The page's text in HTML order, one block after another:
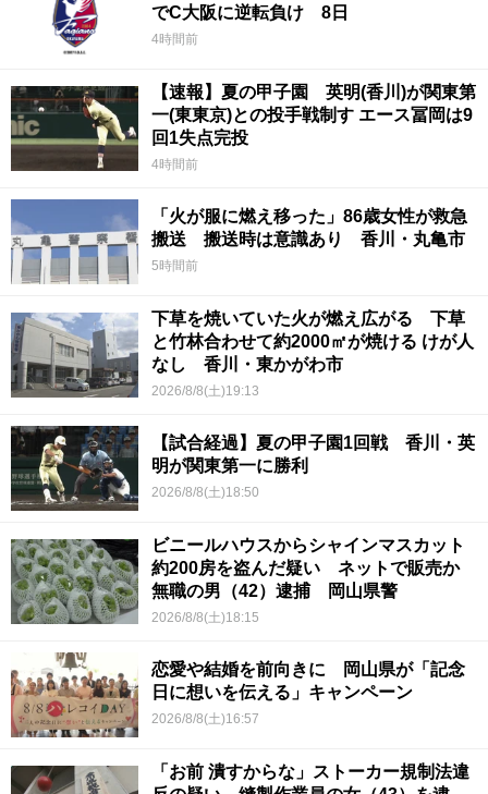
でC大阪に逆転負け 8日
4時間前
【速報】夏の甲子園 英明(香川)が関東第
一(東東京)との投手戦制す エース冨岡は9
回1失点完投
4時間前
「火が服に燃え移った」86歳女性が救急
搬送 搬送時は意識あり 香川・丸亀市
5時間前
下草を焼いていた火が燃え広がる 下草
と竹林合わせて約2000㎡が焼ける けが人
なし 香川・東かがわ市
2026/8/8(土)19:13
【試合経過】夏の甲子園1回戦 香川・英
明が関東第一に勝利
2026/8/8(土)18:50
ビニールハウスからシャインマスカット
約200房を盗んだ疑い ネットで販売か
無職の男（42）逮捕 岡山県警
2026/8/8(土)18:15
恋愛や結婚を前向きに 岡山県が「記念
日に想いを伝える」キャンペーン
2026/8/8(土)16:57
「お前 潰すからな」ストーカー規制法違